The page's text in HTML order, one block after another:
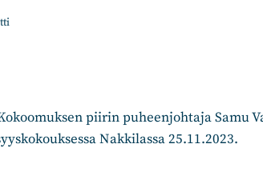
piirin puheenjohtaja Samu
Nakkilassa 25.11.2023.